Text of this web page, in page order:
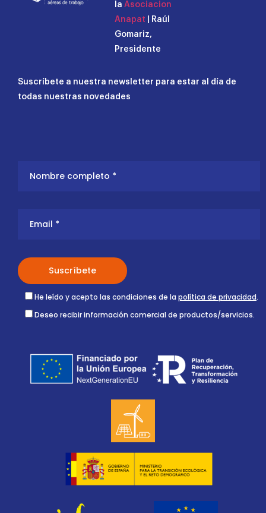
la Asociacion
Anapat | Raúl
Gomariz,
Presidente
Suscríbete a nuestra newsletter para estar al día de
todas nuestras novedades
He leído y acepto las condiciones de la política de privacidad.
Deseo recibir información comercial de productos/servicios.